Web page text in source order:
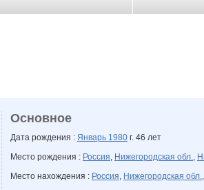
Основное
Дата рождения : Январь 1980 г. 46 лет
Место рождения : Россия, Нижегородская обл.,
Место нахождения : Россия, Нижегородская обл.,